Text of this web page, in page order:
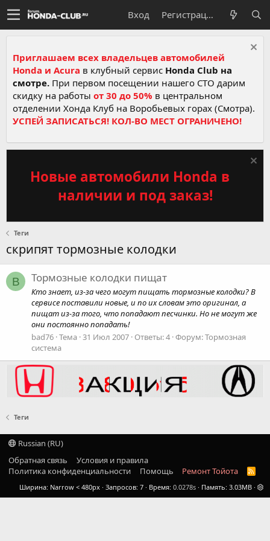
Вход Регистрация
Приглашаем всех владельцев автомобилей
Honda и Acura в клубный сервис Honda Club на
смотре. При первом посещении нашего СТО дарим
скидку на работы от 30 до 50% в центральном
отделении Хонда Клуб на Воробьевых горах (Смотра).
УСПЕЙ ЗАПИСАТЬСЯ! КОЛ-ВО МЕСТ ОГРАНИЧЕНО!
Новые автомобили Honda в
наличии и под заказ!
Теги
скрипят тормозные колодки
B Тормозные колодки пищат
Кто знает, из-за чего могут пищать тормозные колодки? В
сервисе поставили новые, и по их словам это оригинал, а
пищат из-за того, что попадают песчинки. Но не могут же
они постоянно попадать!
bad76 Тема 31 Июл 2007 Ответы: 4 Форум:Тормозная
система
Теги
Russian (RU)
Обратная связь
Условия и правила
Политика конфиденциальности
Помощь Ремонт Тойота
R
S
S
Ширина Запросов 7 Время 0.0278s Память 3.03MB